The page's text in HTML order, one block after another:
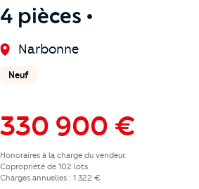
4 pièces •
Narbonne
Neuf
330 900 €
Honoraires à la charge du vendeur.
Copropriété de 102 lots
Charges annuelles : 1 322 €